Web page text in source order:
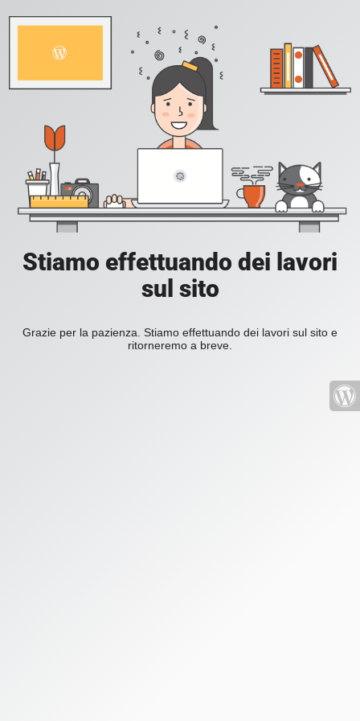
Stiamo effettuando dei lavori
sul sito
Grazie per la pazienza. Stiamo effettuando dei lavori sul sito e
ritorneremo a breve.